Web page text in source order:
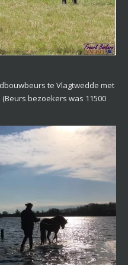
te Vlagtwedde met
bezoekers was 11500